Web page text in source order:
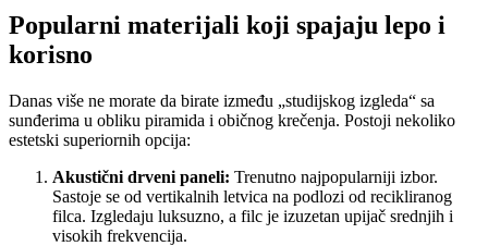
Popularni materijali koji spajaju lepo i
korisno
Danas više ne morate da birate između „studijskog izgleda“ sa
sunđerima u obliku piramida i običnog krečenja. Postoji nekoliko
estetski superiornih opcija:
Akustični drveni paneli: Trenutno najpopularniji izbor.
Sastoje se od vertikalnih letvica na podlozi od recikliranog
filca. Izgledaju luksuzno, a filc je izuzetan upijač srednjih i
visokih frekvencija.